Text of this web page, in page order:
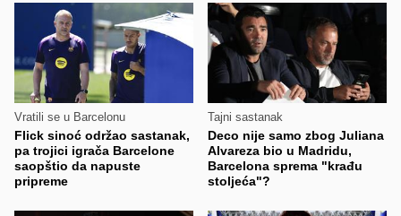
Vratili se u Barcelonu
Flick sinoć održao sastanak,
pa trojici igrača Barcelone
saopštio da napuste
pripreme
Tajni sastanak
Deco nije samo zbog Juliana
Alvareza bio u Madridu,
Barcelona sprema "krađu
stoljeća"?